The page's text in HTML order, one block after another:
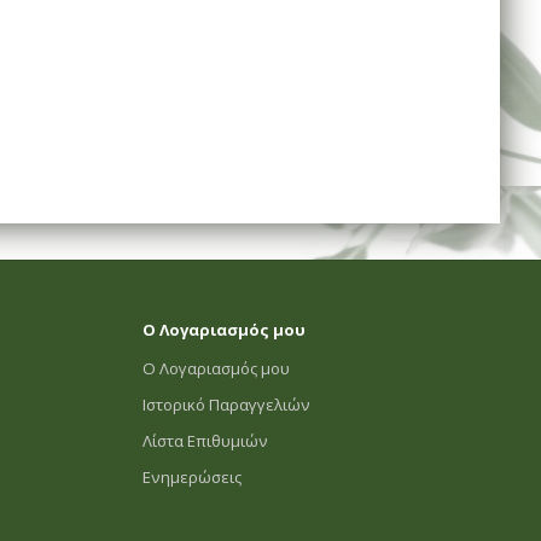
Ο Λογαριασμός μου
Ο Λογαριασμός μου
Ιστορικό Παραγγελιών
Λίστα Επιθυμιών
Ενημερώσεις